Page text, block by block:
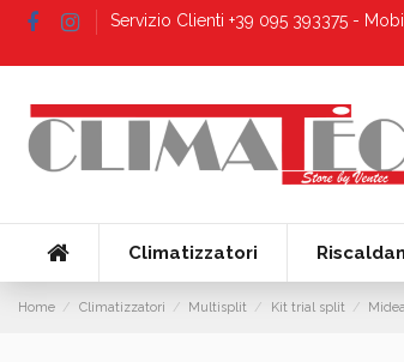
Servizio Clienti +39 095 393375 -
Climatizzatori
Home Climatizzatori Multisplit Kit trial split